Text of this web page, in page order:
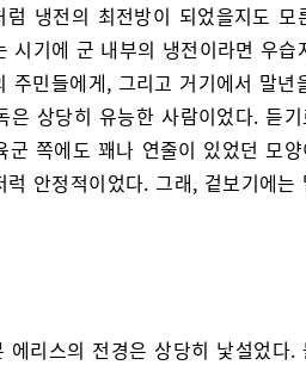
냉전의 최전방이 되었을지도 모
시기에 군 내부의 냉전이라면 우습
주민들에게, 그리고 거기에서 말년
상당히 유능한 사람이었다. 듣
쪽에도 꽤나 연줄이 있었던 모양
안정적이었다. 그래, 겉보기에는
리스의 전경은 상당히 낯설었다.